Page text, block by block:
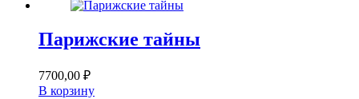
Парижские тайны
7700,00 ₽
В корзину